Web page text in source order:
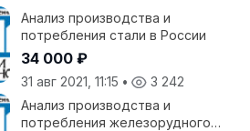
Анализ производства и
потребления стали в России
34 000 ₽
31 авг 2021, 11:15 •
3 242
Анализ производства и
потребления железорудного